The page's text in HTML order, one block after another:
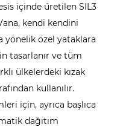
içinde üretilen SIL3
kendi kendini
yönelik özel yataklara
tasarlanır ve tüm
ülkelerdeki kızak
kullanılır.
için, ayrıca başlıca
dağıtım